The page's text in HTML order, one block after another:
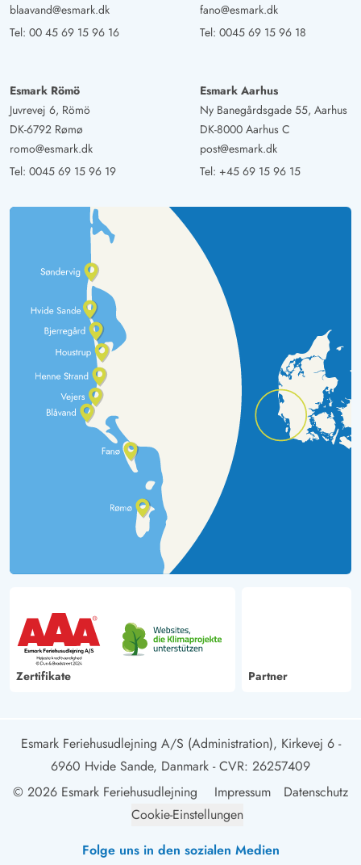
blaavand@esmark.dk
Tel: 00 45 69 15 96 16
fano@esmark.dk
Tel: 0045 69 15 96 18
Esmark Römö
Juvrevej 6, Römö
DK-6792 Rømø
romo@esmark.dk
Tel: 0045 69 15 96 19
Esmark Aarhus
Ny Banegårdsgade 55, Aarhus
DK-8000 Aarhus C
post@esmark.dk
Tel: +45 69 15 96 15
Zertifikate Partner
Esmark Feriehusudlejning A/S (Administration), Kirkevej 6 -
6960 Hvide Sande, Danmark - CVR: 26257409
© 2026 Esmark Feriehusudlejning
Impressum
Datenschutz
Cookie-Einstellungen
Folge uns in den sozialen Medien